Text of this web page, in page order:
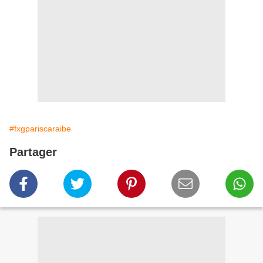
#fxgpariscaraibe
Partager